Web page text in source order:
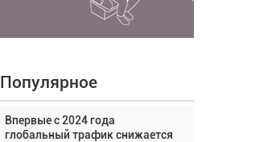
Популярное
Впервые с 2024 года
глобальный трафик снижается
Взгляд с высоты: тандем
вертолётов и БПЛА в